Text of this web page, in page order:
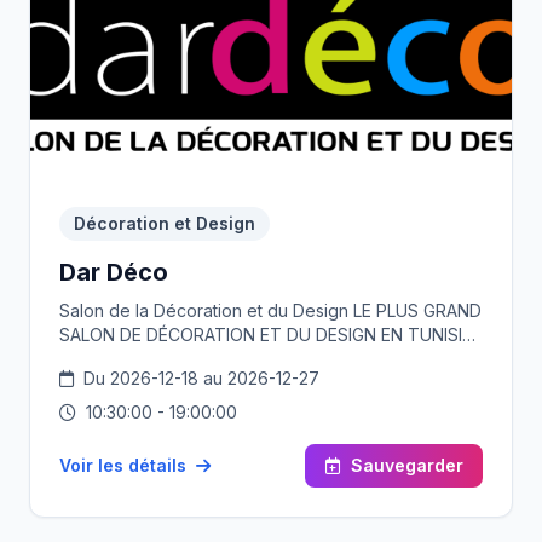
Décoration et Design
Dar Déco
Salon de la Décoration et du Design LE PLUS GRAND
SALON DE DÉCORATION ET DU DESIGN EN TUNISIE
espaces spécialisés : - Espace Design et Création -
Espace Maison Déco - Espace Jardin Déco
Du 2026-12-18 au 2026-12-27
10:30:00 - 19:00:00
Voir les détails Sauvegarder